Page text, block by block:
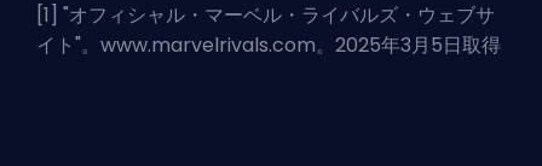
[1] "オフィシャル・マーベル・ライバルズ・ウェブサ
イト"。www.marvelrivals.com。2025年3月5日取得